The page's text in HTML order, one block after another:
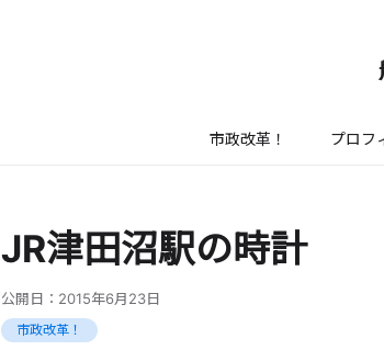
市政改革！ プロフ
JR津田沼駅の時計
公開日： 2015年6月23日
市政改革！